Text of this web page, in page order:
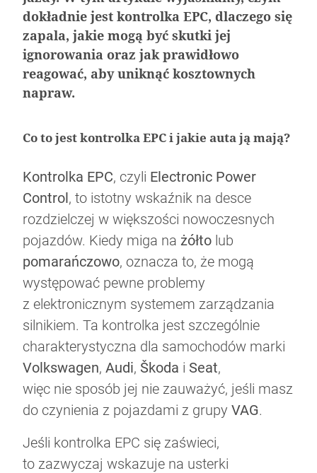
Jak wybrać i czyścić dywaniki samochodowe
Miejmy baczenie na zmiany w przepisach
drogowych
Rusza strefa czystego transportu w
Warszawie. Co to oznacza?
Zespół LETNI i marka Moje Auto: Nowa
Kampania Muzyczna w rytmie latino!
Co oznacza zapalona kontrolka EPC w
samochodzie?
Co to jest płyn hamulcowy DOT 4?
Mistrza
10 rad dla kobiet od Rajdowego Mistrza
Europy
dokładnie jest kontrolka EPC, dlaczego się
zapala, jakie mogą być skutki jej
ignorowania oraz jak prawidłowo
reagować, aby uniknąć kosztownych
napraw.
Co to jest kontrolka EPC i jakie auta ją mają?
Kontrolka EPC, czyli Electronic Power
Control, to istotny wskaźnik na desce
rozdzielczej w większości nowoczesnych
pojazdów. Kiedy miga na żółto lub
pomarańczowo, oznacza to, że mogą
występować pewne problemy
z elektronicznym systemem zarządzania
silnikiem. Ta kontrolka jest szczególnie
charakterystyczna dla samochodów marki
Volkswagen, Audi, Škoda i Seat,
więc nie sposób jej nie zauważyć, jeśli masz
do czynienia z pojazdami z grupy VAG.
Jeśli kontrolka EPC się zaświeci,
to zazwyczaj wskazuje na usterki